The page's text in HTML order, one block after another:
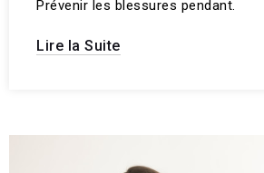
Prévenir les blessures pendant.
Lire la Suite